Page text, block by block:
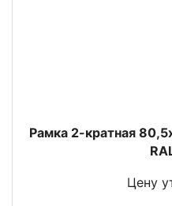
Рамка 2-кратная
Цену